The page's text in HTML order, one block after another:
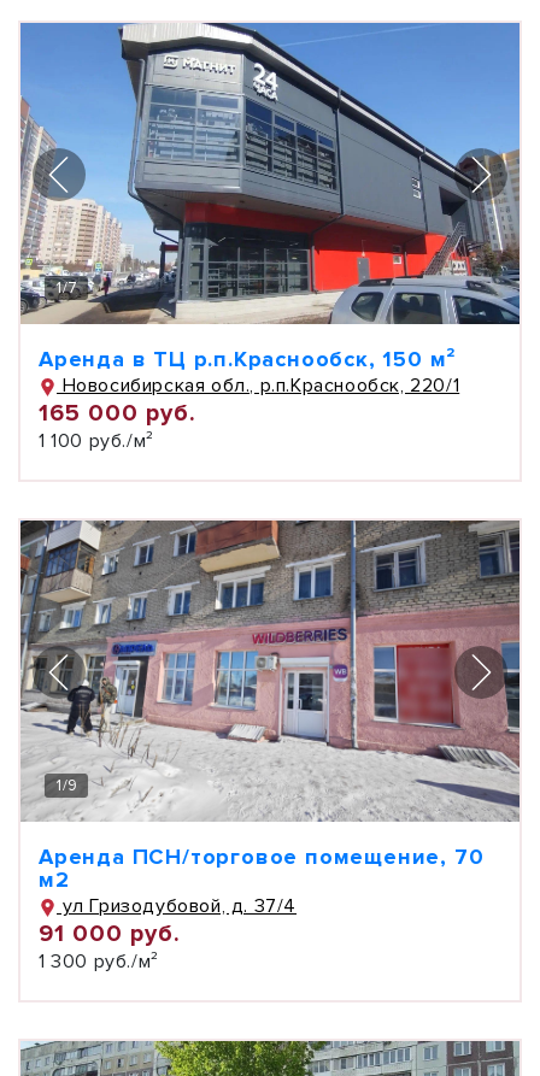
1/7
Аренда в ТЦ р.п.Краснообск, 150 м²
Новосибирская обл., р.п.Краснообск, 220/1
165 000 руб.
1 100 руб./м²
1/9
Аренда ПСН/торговое помещение, 70
м2
ул Гризодубовой, д. 37/4
91 000 руб.
1 300 руб./м²